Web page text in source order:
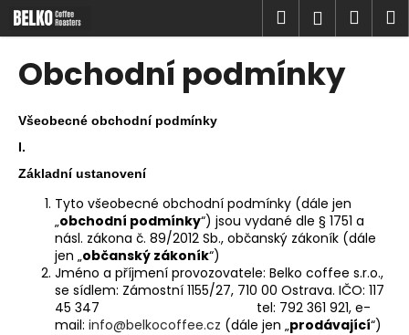
Přejít
na
obsah
Hledat
Obchodní podmínky
Všeobecné obchodní podmínky
I.
Základní ustanovení
Tyto všeobecné obchodní podmínky (dále jen
„obchodní podmínky“) jsou vydané dle § 1751 a
násl. zákona č. 89/2012 Sb., občanský zákoník (dále
jen „občanský zákoník“)
Jméno a příjmení provozovatele: Belko coffee s.r.o.,
se sídlem: Zámostní 1155/27, 710 00 Ostrava. IČO: 117
45 347 tel: 792 361 921, e-
mail: info@belkocoffee.cz (dále jen „prodávající“)
o
o
p
o